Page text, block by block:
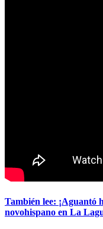
También lee:
novohispano en La